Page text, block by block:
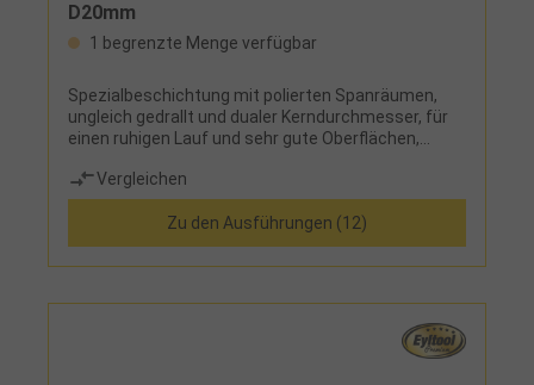
D20mm
1 begrenzte Menge verfügbar
Spezialbeschichtung mit polierten Spanräumen,
ungleich gedrallt und dualer Kerndurchmesser, für
einen ruhigen Lauf und sehr gute Oberflächen,
optimale SpanabfuhrEinsatz: für das
Hochleistungs- und Hochgeschwindigkeits-
Trochoidalfräsen in Aluminium und anderer NE-
Werkstoffe
Vergleichen
Zu den Ausführungen (12)